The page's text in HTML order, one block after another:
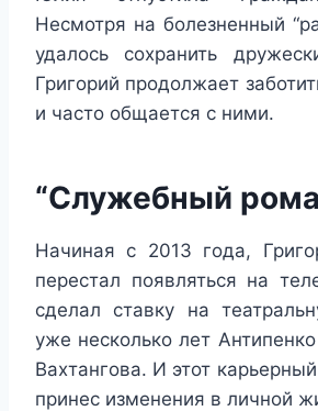
Несмотря на болезненный
удалось сохранить
Григорий продолжает
и часто общается с ними.
“Служебный
Начиная с 2013 года,
перестал появляться на
сделал ставку на
уже несколько лет
Вахтангова. И этот
принес изменения в личной